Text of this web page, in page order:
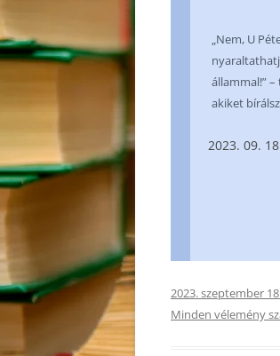
„Nem, U
állammal!”
akiket
09.
2023. szeptember
Minden vélemény